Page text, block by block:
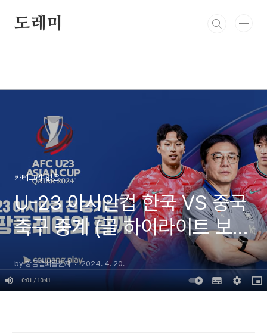
도레미
카테고리 없음
U-23 아시안컵 한국 VS 중국
축구 중계 (골 하이라이트 보
기)
by 황금열쇠를쥔자 2024. 4. 20.